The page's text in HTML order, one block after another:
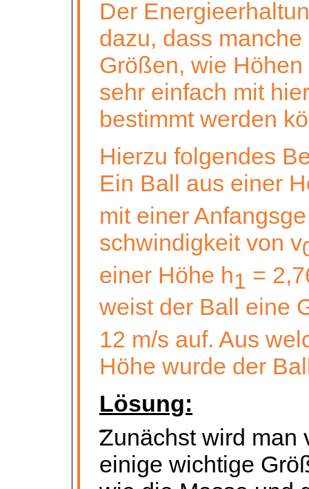
Der
dazu, dass manche
Größen, wie
sehr einfach mit
bestimmt werden
Hierzu folgendes
Ein Ball aus einer
mit einerAnfangsge
schwindigkeitvon v
einer Höhe h1 =
weist der Ball eine
12 m/s auf. Aus
Höhe wurde der
Lösung:
Zunächst wird man
einige wichtige